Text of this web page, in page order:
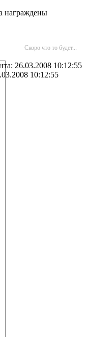
награждены
Скоро что то будет...
26.03.2008 10:12:55
10:12:55